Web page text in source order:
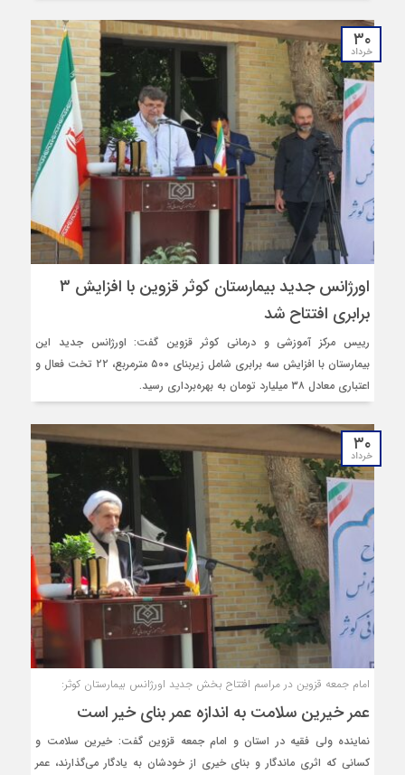
۳۰
خرداد
اورژانس جدید بیمارستان کوثر قزوین با افزایش ۳
برابری افتتاح شد
رییس مرکز آموزشی و درمانی کوثر قزوین گفت: اورژانس جدید این
بیمارستان با افزایش سه برابری شامل زیربنای ۵۰۰ مترمربع، ۲۲ تخت فعال و
اعتباری معادل ۳۸ میلیارد تومان به بهره‌برداری رسید.
۳۰
خرداد
امام جمعه قزوین در مراسم افتتاح بخش جدید اورژانس بیمارستان کوثر:
عمر خیرین سلامت به اندازه عمر بنای‌ خیر است
نماینده ولی فقیه در استان و امام جمعه قزوین گفت: خیرین سلامت و
کسانی که اثری ماندگار و بنای خیری از خودشان به یادگار می‌گذارند، عمر